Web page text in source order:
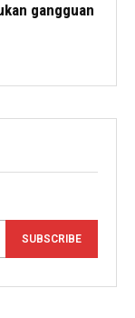
gangguan
SUBSCRIBE